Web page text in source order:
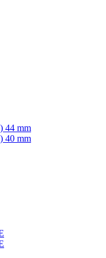
44 mm
40 mm